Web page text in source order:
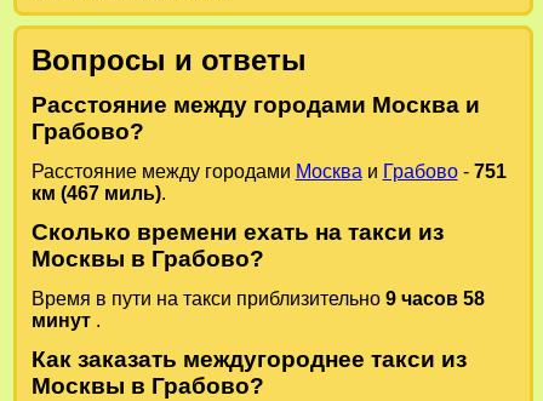
Вопросы и ответы
Расстояние между городами Москва и
Грабово?
Расстояние между городами Москва и Грабово- 751
км (467 миль).
Сколько времени ехать на такси из
Москвы в Грабово?
Время в пути на такси приблизительно 9 часов 58
минут .
Как заказать междугороднее такси из
Москвы в Грабово?